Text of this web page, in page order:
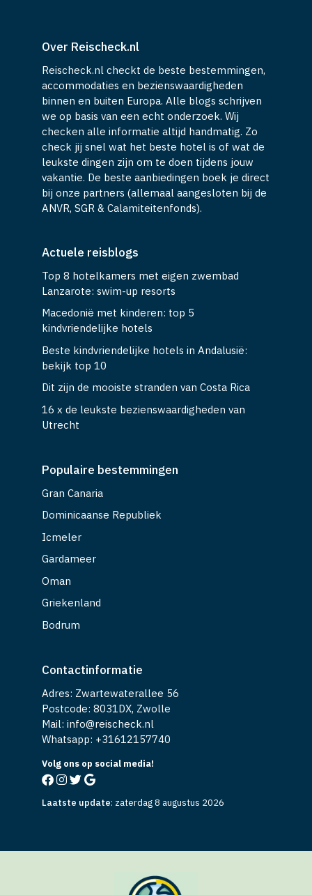
Over Reischeck.nl
Reischeck.nl checkt de beste bestemmingen,
accommodaties en bezienswaardigheden
binnen en buiten Europa. Alle blogs schrijven
we op basis van een echt onderzoek. Wij
checken alle informatie altijd handmatig. Zo
check jij snel wat het beste hotel is of wat de
leukste dingen zijn om te doen tijdens jouw
vakantie. De beste aanbiedingen boek je direct
bij onze partners (allemaal aangesloten bij de
ANVR, SGR & Calamiteitenfonds).
Actuele reisblogs
Top 8 hotelkamers met eigen zwembad
Lanzarote: swim-up resorts
Macedonië met kinderen: top 5
kindvriendelijke hotels
Beste kindvriendelijke hotels in Andalusië:
bekijk top 10
Dit zijn de mooiste stranden van Costa Rica
16 x de leukste bezienswaardigheden van
Utrecht
Populaire bestemmingen
Gran Canaria
Dominicaanse Republiek
Icmeler
Gardameer
Oman
Griekenland
Bodrum
Contactinformatie
Adres: Zwartewaterallee 56
Postcode: 8031DX, Zwolle
Mail: info@reischeck.nl
Whatsapp: +31612157740
Volg ons op social media!
Laatste update: zaterdag 8 augustus 2026